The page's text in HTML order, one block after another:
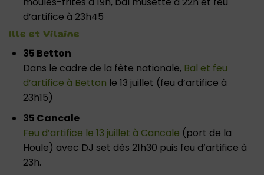
d’artifice à 23h45
Ille et Vilaine
35 Betton
Dans le cadre de la fête nationale, Bal et feu
d’artifice à Betton le 13 juillet (feu d’artifice à
23h15)
35 Cancale
Feu d’artifice le 13 juillet à Cancale (port de la
Houle) avec DJ set dès 21h30 puis feu d’artifice à
23h.